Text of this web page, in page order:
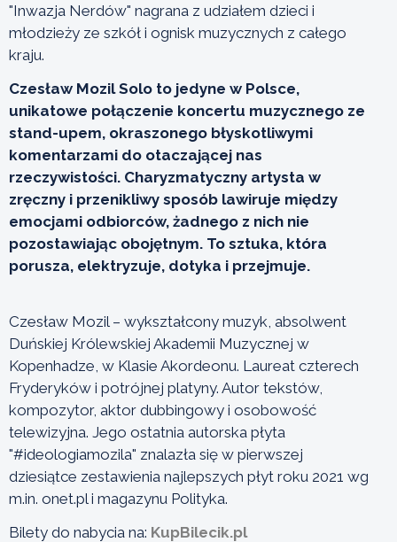
"Inwazja Nerdów" nagrana z udziałem dzieci i
młodzieży ze szkół i ognisk muzycznych z całego
kraju.
Czesław Mozil Solo to jedyne w Polsce,
unikatowe połączenie koncertu muzycznego ze
stand-upem, okraszonego błyskotliwymi
komentarzami do otaczającej nas
rzeczywistości. Charyzmatyczny artysta w
zręczny i przenikliwy sposób lawiruje między
emocjami odbiorców, żadnego z nich nie
pozostawiając obojętnym. To sztuka, która
porusza, elektryzuje, dotyka i przejmuje.
Czesław Mozil – wykształcony muzyk, absolwent
Duńskiej Królewskiej Akademii Muzycznej w
Kopenhadze, w Klasie Akordeonu. Laureat czterech
Fryderyków i potrójnej platyny. Autor tekstów,
kompozytor, aktor dubbingowy i osobowość
telewizyjna. Jego ostatnia autorska płyta
"#ideologiamozila" znalazła się w pierwszej
dziesiątce zestawienia najlepszych płyt roku 2021 wg
m.in. onet.pl i magazynu Polityka.
Bilety do nabycia na: KupBilecik.pl